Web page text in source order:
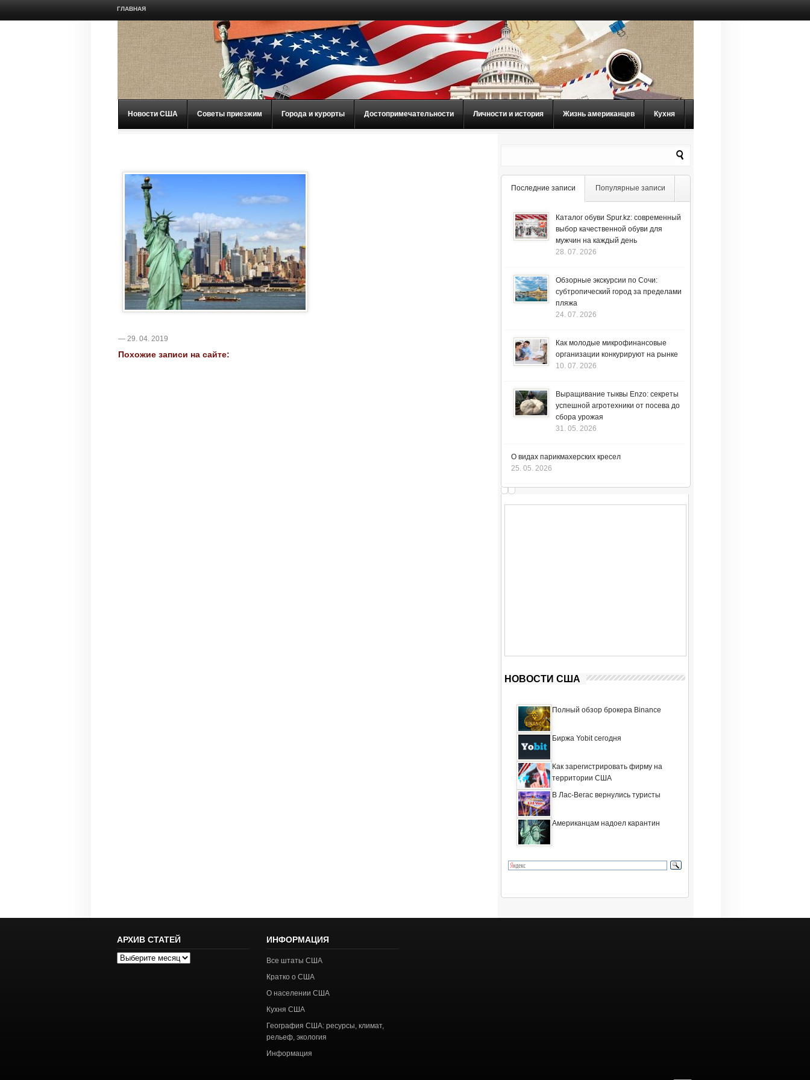
ГЛАВНАЯ
Новости США Советы приезжим Города и курорты Достопримечательности Личности и история Жизнь американцев Кухня
— 29. 04. 2019
Похожие записи на сайте:
Последние записи Популярные записи
Каталог обуви Spur.kz: современный
выбор качественной обуви для
мужчин на каждый день
28. 07. 2026
Обзорные экскурсии по Сочи:
субтропический город за пределами
пляжа
24. 07. 2026
Как молодые микрофинансовые
организации конкурируют на рынке
10. 07. 2026
Выращивание тыквы Enzo: секреты
успешной агротехники от посева до
сбора урожая
31. 05. 2026
О видах парикмахерских кресел
25. 05. 2026
НОВОСТИ США
Полный обзор брокера Binance
Биржа Yobit сегодня
Как зарегистрировать фирму на
территории США
В Лас-Вегас вернулись туристы
Американцам надоел карантин
АРХИВ СТАТЕЙ
Архив
ИНФОРМАЦИЯ
Все штаты США
Кратко о США
О населении США
Кухня США
География США: ресурсы, климат,
рельеф, экология
Информация